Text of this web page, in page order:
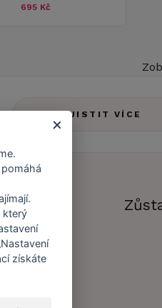
695 Kč
ZJISTIT VÍCE
účet
který
získáte